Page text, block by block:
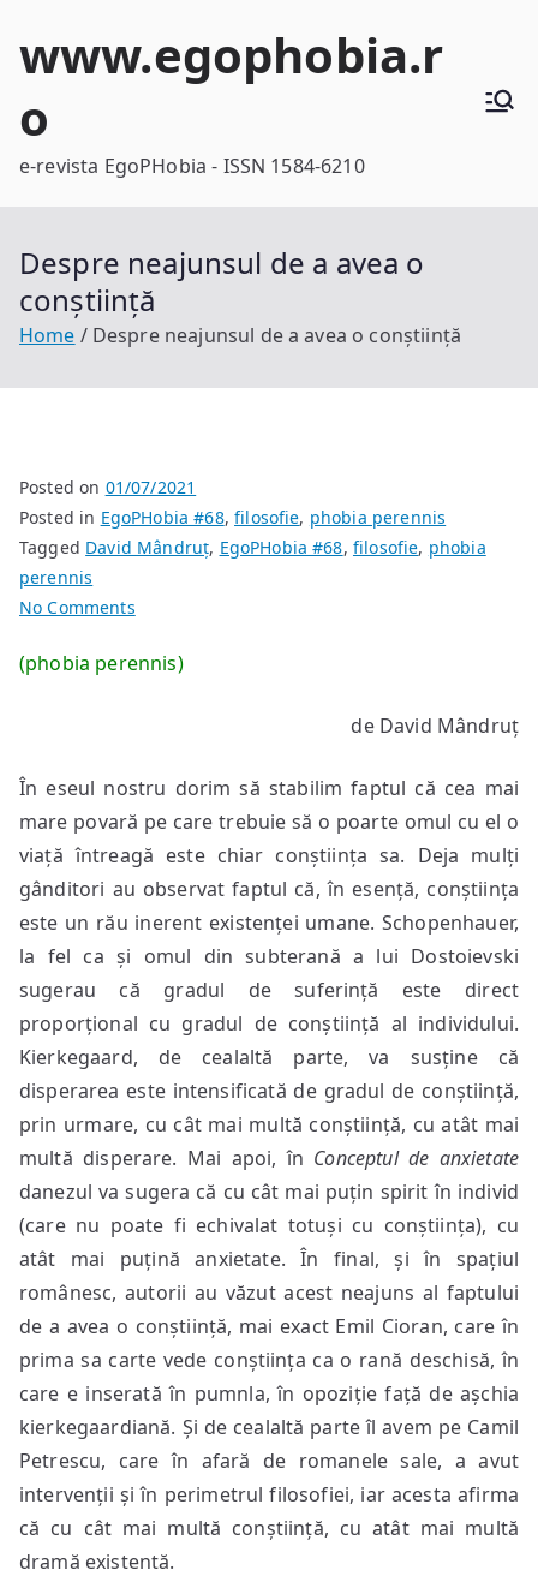
www.egophobia.r
o
e-revista EgoPHobia - ISSN 1584-6210
Despre neajunsul de a avea o
conștiință
Home Despre neajunsul de a avea o conștiință
Posted on 01/07/2021
Posted in EgoPHobia #68,filosofie, phobia perennis
Tagged David Mândruț, EgoPHobia #68, filosofie, phobia
perennis
No Commentson
neajunsul
o
conștiință
(phobia perennis)
de David Mândruț
În eseul nostru dorim să stabilim faptul că cea mai
mare povară pe care trebuie să o poarte omul cu el o
viață întreagă este chiar conștiința sa. Deja mulți
gânditori au observat faptul că, în esență, conștiința
este un rău inerent existenței umane. Schopenhauer,
la fel ca și omul din subterană a lui Dostoievski
sugerau că gradul de suferință este direct
proporțional cu gradul de conștiință al individului.
Kierkegaard, de cealaltă parte, va susține că
disperarea este intensificată de gradul de conștiință,
prin urmare, cu cât mai multă conștiință, cu atât mai
multă disperare. Mai apoi, în Conceptul de anxietate
danezul va sugera că cu cât mai puțin spirit în individ
(care nu poate fi echivalat totuși cu conștiința), cu
atât mai puțină anxietate. În final, și în spațiul
românesc, autorii au văzut acest neajuns al faptului
de a avea o conștiință, mai exact Emil Cioran, care în
prima sa carte vede conștiința ca o rană deschisă, în
care e inserată în pumnla, în opoziție față de așchia
kierkegaardiană. Și de cealaltă parte îl avem pe Camil
Petrescu, care în afară de romanele sale, a avut
intervenții și în perimetrul filosofiei, iar acesta afirma
că cu cât mai multă conștiință, cu atât mai multă
dramă existentă.